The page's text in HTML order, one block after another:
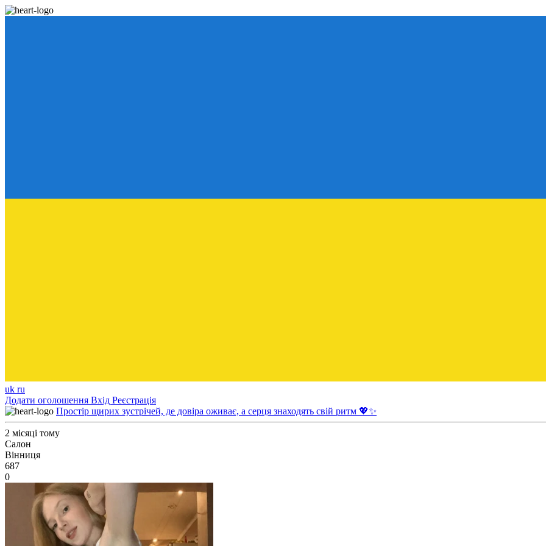
uk ru
Додати оголошення Вхід Реєстрація
Простір щирих зустрічей, де довіра оживає, а серця знаходять свій ритм 💖✨
2 місяці тому
Салон
Вінниця
687
0